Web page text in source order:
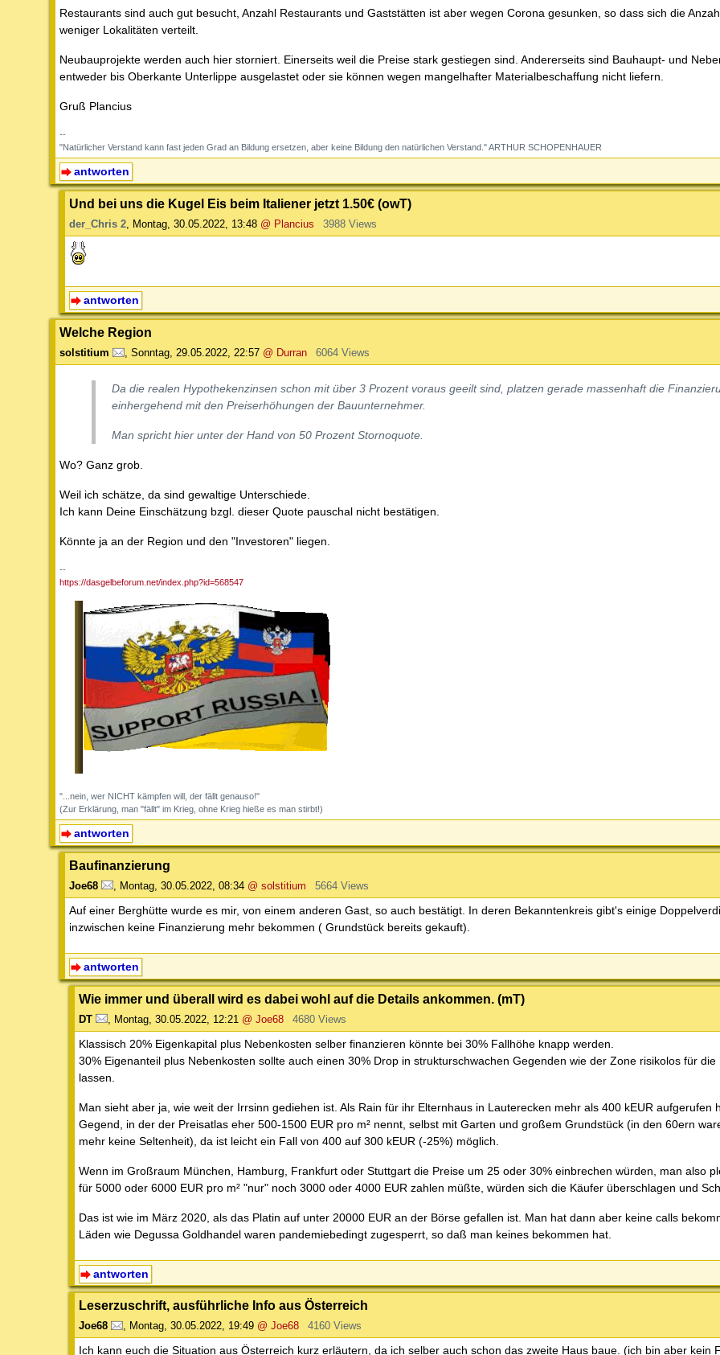
Restaurants sind auch gut besucht, Anzahl Restaurants und Gaststätten ist aber wegen Corona gesunken, so dass sich die
weniger Lokalitäten verteilt.
Neubauprojekte werden auch hier storniert. Einerseits weil die Preise stark gestiegen sind. Andererseits sind Bauhaupt- und
entweder bis Oberkante Unterlippe ausgelastet oder sie können wegen mangelhafter Materialbeschaffung nicht liefern.
Gruß Plancius
--
"Natürlicher Verstand kann fast jeden Grad an Bildung ersetzen, aber keine Bildung den natürlichen Verstand." ARTHUR SCHOPENHAUER
antworten
Und bei uns die Kugel Eis beim Italiener jetzt 1.50€ (owT)
der_Chris 2, Montag, 30.05.2022, 13:48 @ Plancius 3988 Views
antworten
Welche Region
solstitium , Sonntag, 29.05.2022, 22:57 @ Durran 6064 Views
Da die realen Hypothekenzinsen schon mit über 3 Prozent voraus geeilt sind, platzen gerade massenhaft die
einhergehend mit den Preiserhöhungen der Bauunternehmer.
Man spricht hier unter der Hand von 50 Prozent Stornoquote.
Wo? Ganz grob.
Weil ich schätze, da sind gewaltige Unterschiede.
Ich kann Deine Einschätzung bzgl. dieser Quote pauschal nicht bestätigen.
Könnte ja an der Region und den "Investoren" liegen.
--
https://dasgelbeforum.net/index.php?id=568547
"...nein, wer NICHT kämpfen will, der fällt genauso!"
(Zur Erklärung, man "fällt" im Krieg, ohne Krieg hieße es man stirbt!)
antworten
Baufinanzierung
Joe68 Montag, 30.05.2022, 08:34 @ solstitium 5664 Views
Auf einer Berghütte wurde es mir, von einem anderen Gast, so auch bestätigt. In deren Bekanntenkreis gibt's einige
inzwischen keine Finanzierung mehr bekommen ( Grundstück bereits gekauft).
antworten
Wie immer und überall wird es dabei wohl auf die Details ankommen. (mT)
DT Montag, 30.05.2022, 12:21 @ Joe68 4680 Views
Klassisch 20% Eigenkapital plus Nebenkosten selber finanzieren könnte bei 30% Fallhöhe knapp werden.
30% Eigenanteil plus Nebenkosten sollte auch einen 30% Drop in strukturschwachen Gegenden wie der Zone risikolos für die
lassen.
Man sieht aber ja, wie weit der Irrsinn gediehen ist. Als Rain für ihr Elternhaus in Lauterecken mehr als 400 kEUR aufgerufen
Gegend, in der der Preisatlas eher 500-1500 EUR pro m² nennt, selbst mit Garten und großem Grundstück (in den 60ern
mehr keine Seltenheit), da ist leicht ein Fall von 400 auf 300 kEUR (-25%) möglich.
Wenn im Großraum München, Hamburg, Frankfurt oder Stuttgart die Preise um 25 oder 30% einbrechen würden, man also
für 5000 oder 6000 EUR pro m² "nur" noch 3000 oder 4000 EUR zahlen müßte, würden sich die Käufer überschlagen und
Das ist wie im März 2020, als das Platin auf unter 20000 EUR an der Börse gefallen ist. Man hat dann aber keine calls
Läden wie Degussa Goldhandel waren pandemiebedingt zugesperrt, so daß man keines bekommen hat.
antworten
Leserzuschrift, ausführliche Info aus Österreich
Joe68 , Montag, 30.05.2022, 19:49 @ Joe68 4160 Views
Ich kann euch die Situation aus Österreich kurz erläutern, da ich selber auch schon das zweite Haus baue. (ich bin aber kein